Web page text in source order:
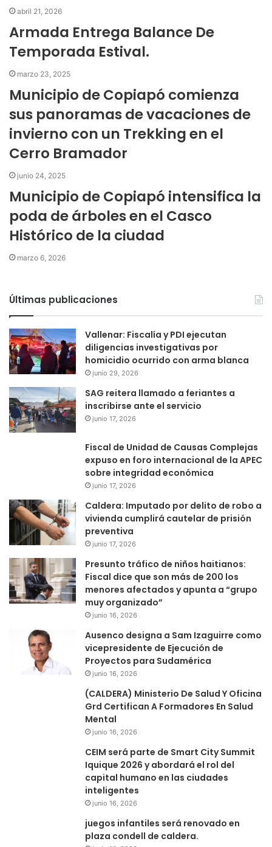
abril 21, 2026
Armada Entrega Balance De
Temporada Estival.
marzo 23, 2025
Municipio de Copiapó comienza
sus panoramas de vacaciones de
invierno con un Trekking en el
Cerro Bramador
junio 24, 2025
Municipio de Copiapó intensifica la
poda de árboles en el Casco
Histórico de la ciudad
marzo 6, 2026
Últimas publicaciones
Vallenar: Fiscalía y PDI ejecutan
diligencias investigativas por
homicidio ocurrido con arma blanca
junio 29, 2026
SAG reitera llamado a feriantes a
inscribirse ante el servicio
junio 17, 2026
Fiscal de Unidad de Causas Complejas
expuso en foro internacional de la APEC
sobre integridad económica
junio 17, 2026
Caldera: Imputado por delito de robo a
vivienda cumplirá cautelar de prisión
preventiva
junio 17, 2026
Presunto tráfico de niños haitianos:
Fiscal dice que son más de 200 los
menores afectados y apunta a “grupo
muy organizado”
junio 16, 2026
Ausenco designa a Sam Izaguirre como
vicepresidente de Ejecución de
Proyectos para Sudamérica
junio 16, 2026
(CALDERA) Ministerio De Salud Y Oficina
Grd Certifican A Formadores En Salud
Mental
junio 16, 2026
CEIM será parte de Smart City Summit
Iquique 2026 y abordará el rol del
capital humano en las ciudades
inteligentes
junio 16, 2026
juegos infantiles será renovado en
plaza condell de caldera.